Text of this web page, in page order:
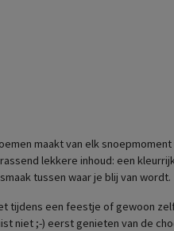
maakt van elk
lekkere inhoud: een
tussen waar je blij van wordt.
tijdens een feestje of gewoon
niet ;-) eerst genieten van de